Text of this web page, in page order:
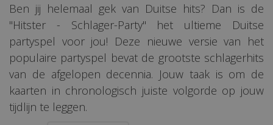
Ben jij helemaal gek van Duitse hits? Dan is de
"Hitster - Schlager-Party" het ultieme Duitse
partyspel voor jou! Deze nieuwe versie van het
populaire partyspel bevat de grootste schlagerhits
van de afgelopen decennia. Jouw taak is om de
kaarten in chronologisch juiste volgorde op jouw
tijdlijn te leggen.